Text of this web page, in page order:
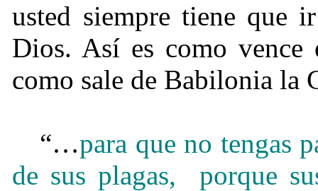
usted siempre tiene que
Dios. Así es como vence
como sale de Babilonia la
“…para que no tengas
de sus plagas,
porque